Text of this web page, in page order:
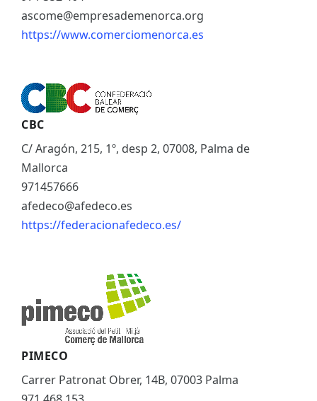
ascome@empresademenorca.org
https://www.comerciomenorca.es
CBC
C/ Aragón, 215, 1º, desp 2, 07008, Palma de
Mallorca
971457666
afedeco@afedeco.es
https://federacionafedeco.es/
PIMECO
Carrer Patronat Obrer, 14B, 07003 Palma